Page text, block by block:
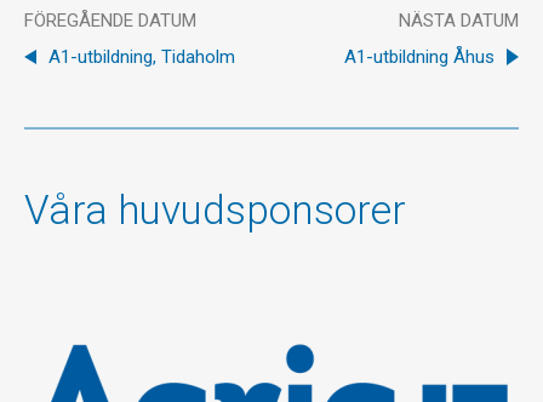
FÖREGÅENDE DATUM
A1-utbildning, Tidaholm
NÄSTA DATUM
A1-utbildning Åhus
Våra huvudsponsorer